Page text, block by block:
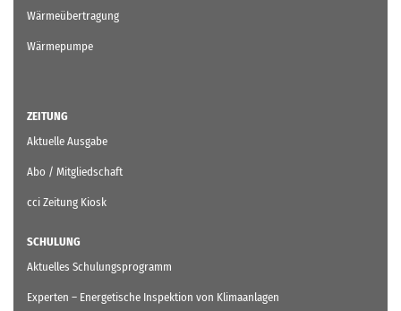
Wärmeübertragung
Wärmepumpe
ZEITUNG
Aktuelle Ausgabe
Abo / Mitgliedschaft
cci Zeitung Kiosk
SCHULUNG
Aktuelles Schulungsprogramm
Experten – Energetische Inspektion von Klimaanlagen